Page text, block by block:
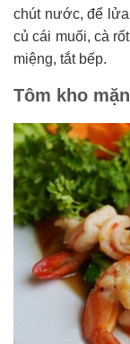
chút nước, để
củ cái muối, cà
miệng, tắt bếp.
Tôm kho